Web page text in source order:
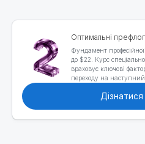
Оптимальні
Фундамент
до $22. Курс
враховує ключові
переходу на наступний